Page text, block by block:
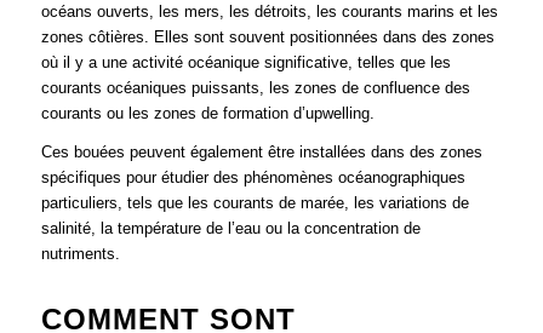
océans ouverts, les mers, les détroits, les courants marins et les
zones côtières. Elles sont souvent positionnées dans des zones
où il y a une activité océanique significative, telles que les
courants océaniques puissants, les zones de confluence des
courants ou les zones de formation d’upwelling.
Ces bouées peuvent également être installées dans des zones
spécifiques pour étudier des phénomènes océanographiques
particuliers, tels que les courants de marée, les variations de
salinité, la température de l’eau ou la concentration de
nutriments.
COMMENT SONT